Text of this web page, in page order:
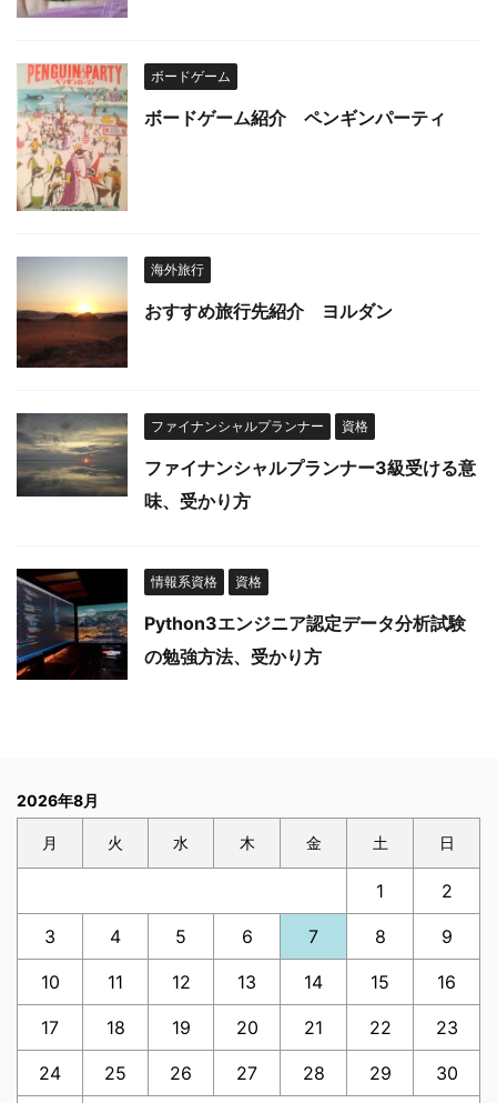
ボードゲーム
ボードゲーム紹介 ペンギンパーティ
海外旅行
おすすめ旅行先紹介 ヨルダン
ファイナンシャルプランナー 資格
ファイナンシャルプランナー3級受ける意
味、受かり方
情報系資格 資格
Python3エンジニア認定データ分析試験
の勉強方法、受かり方
2026年8月
月 火 水 木 金 土 日
1 2
3 4 5 6 7 8 9
10 11 12 13 14 15 16
17 18 19 20 21 22 23
24 25 26 27 28 29 30